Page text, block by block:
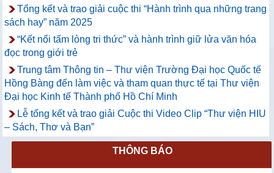
Tổng kết và trao giải cuộc thi “Hành trình qua những trang
sách hay” năm 2025
“Kết nối tấm lòng tri thức” và hành trình giữ lửa văn hóa
đọc trong giới trẻ
Trung tâm Thông tin – Thư viện Trường Đại học Quốc tế
Hồng Bàng đến làm việc và tham quan thực tế tại Thư viện
Đại học Kinh tế Thành phố Hồ Chí Minh
Lễ tổng kết và trao giải Cuộc thi Video Clip “Thư viện HIU
– Sách, Thơ và Bạn”
THÔNG BÁO